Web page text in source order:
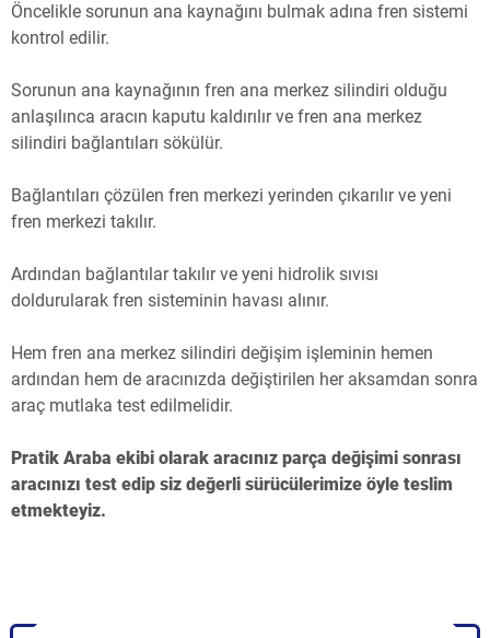
Öncelikle sorunun ana kaynağını bulmak adına fren sistemi
kontrol edilir.
Sorunun ana kaynağının fren ana merkez silindiri olduğu
anlaşılınca aracın kaputu kaldırılır ve fren ana merkez
silindiri bağlantıları sökülür.
Bağlantıları çözülen fren merkezi yerinden çıkarılır ve yeni
fren merkezi takılır.
Ardından bağlantılar takılır ve yeni hidrolik sıvısı
doldurularak fren sisteminin havası alınır.
Hem fren ana merkez silindiri değişim işleminin hemen
ardından hem de aracınızda değiştirilen her aksamdan sonra
araç mutlaka test edilmelidir.
Pratik Araba ekibi olarak aracınız parça değişimi sonrası
aracınızı test edip siz değerli sürücülerimize öyle teslim
etmekteyiz.